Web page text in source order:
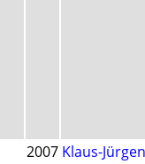
2007 Klaus-Jürgen